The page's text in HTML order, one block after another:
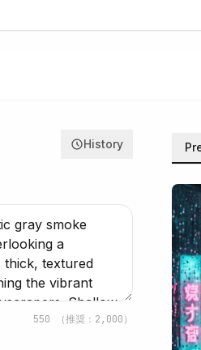
History
550 （推奨：2,000）